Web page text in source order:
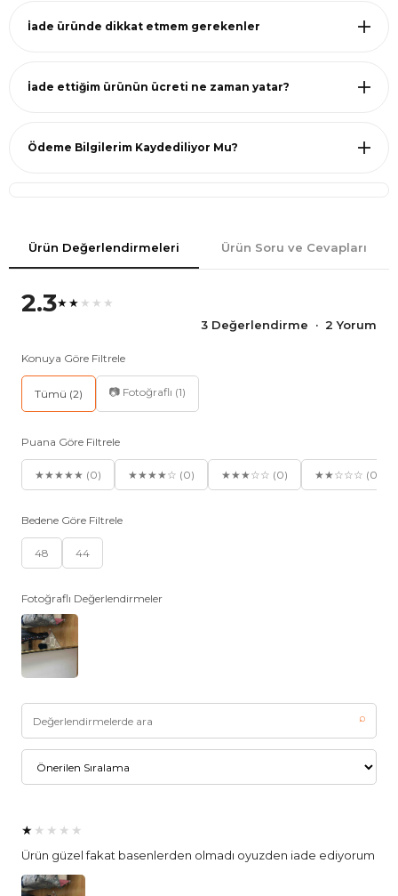
İade üründe dikkat etmem gerekenler
İade ettiğim ürünün ücreti ne zaman yatar?
Ödeme Bilgilerim Kaydediliyor Mu?
Ürün Değerlendirmeleri Ürün Soru ve Cevapları
2.3★★ ★★★
3 Değerlendirme · 2 Yorum
Konuya Göre Filtrele
Tümü (2) 📷 Fotoğraflı (1)
Puana Göre Filtrele
★★★★★ (0) ★★★★☆ (0) ★★★☆☆ (0) ★★☆☆☆ (0)
Bedene Göre Filtrele
48 44
Fotoğraflı Değerlendirmeler
⌕
★ ★★★★
Ürün güzel fakat basenlerden olmadı oyuzden iade ediyorum